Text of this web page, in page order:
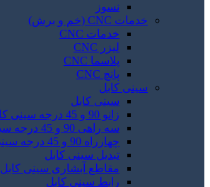
نسوز
خدمات CNC (خم و برش)
خدمات CNC
لیزر CNC
پلاسما CNC
پانچ CNC
سینی کابل
سینی کابل
زانو 90 و 45 درجه سینی کابل افقی
سه راهی 90 و 45 درجه سینی کابل
چهارراه 90 و 45 درجه سینی کابل
تبدیل سینی کابل
مقاطع آبشاری سینی کابل
رابط سینی کابل